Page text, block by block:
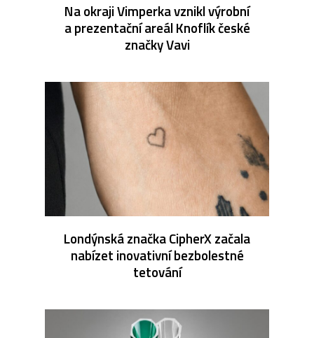
Na okraji Vimperka vznikl výrobní
a prezentační areál Knoflík české
značky Vavi
Londýnská značka CipherX začala
nabízet inovativní bezbolestné
tetování